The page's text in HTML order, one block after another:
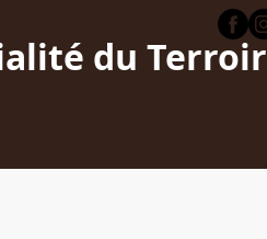
du Terroir